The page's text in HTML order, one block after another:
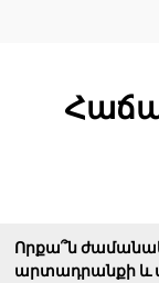
Որքա՞ն
արտադրանքի և